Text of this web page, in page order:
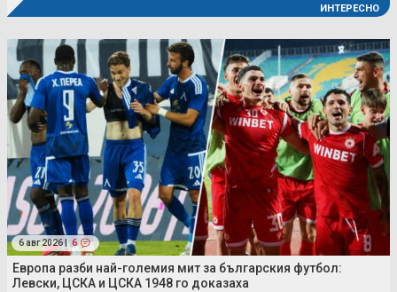
ИНТЕРЕСНО
6 авг 2026 | 6
Европа разби най-големия мит за българския футбол:
Левски, ЦСКА и ЦСКА 1948 го доказаха